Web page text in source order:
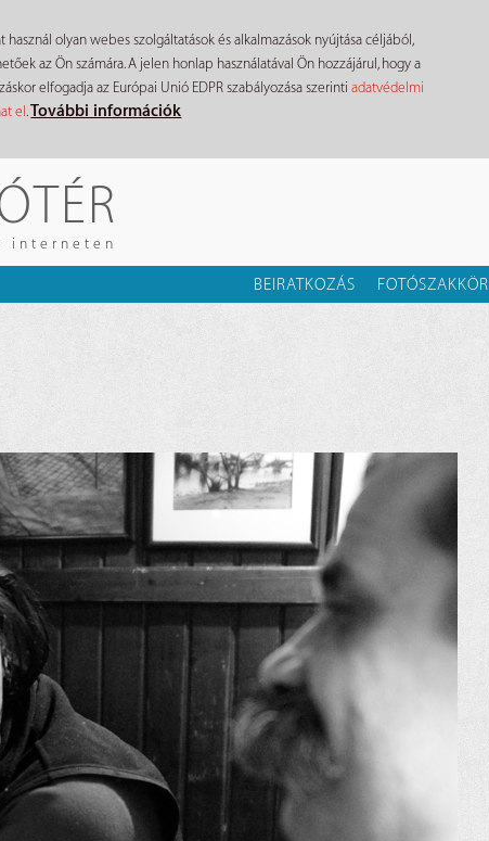
olyan webes szolgáltatások és alkalmazások nyújtása céljából,
az Ön számára. A jelen honlap használatával Ön hozzájárul, hogy a
elfogadja az Európai Unió EDPR szabályozása szerintiadatvédelmi
el.További információk
interneten
BEIRATKOZÁS FOTÓSZAKKÖR